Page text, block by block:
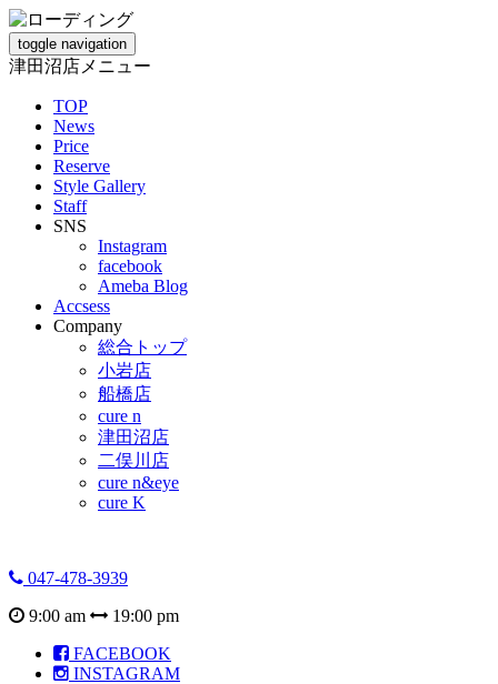
toggle navigation
津田沼店メニュー
TOP
News
Price
Reserve
Style Gallery
Staff
SNS
Instagram
facebook
Ameba Blog
Accsess
Company
総合トップ
小岩店
船橋店
cure n
津田沼店
二俣川店
cure n&eye
cure K
047-478-3939
9:00 am
19:00 pm
FACEBOOK
INSTAGRAM